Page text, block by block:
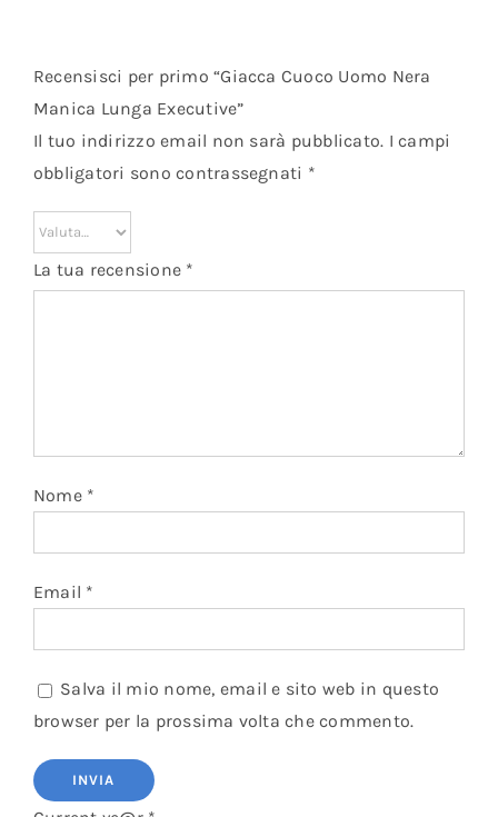
Recensisci per primo “Giacca Cuoco Uomo Nera
Manica Lunga Executive”
Il tuo indirizzo email non sarà pubblicato. I campi
obbligatori sono contrassegnati *
La tua recensione *
Nome *
Email *
Salva il mio nome, email e sito web in questo
browser per la prossima volta che commento.